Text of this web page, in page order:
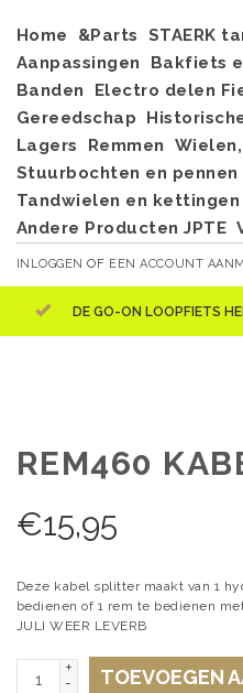
Home &Parts STAERK
Aanpassingen
Bakfiets
Banden
Electro delen
Gereedschap
Lagers
Remmen
Stuurbochten en pennen
Tandwielen en kettingen
Andere Producten JPTE
INLOGGEN OF EEN ACCOUNT
DE GO-ON LOOPFIETS
REM460
€15,95
Deze kabel splitter maakt van 1
bedienen of 1 rem te bedienen
JULI WEER LEVERB
+
-
TOEVOEGEN